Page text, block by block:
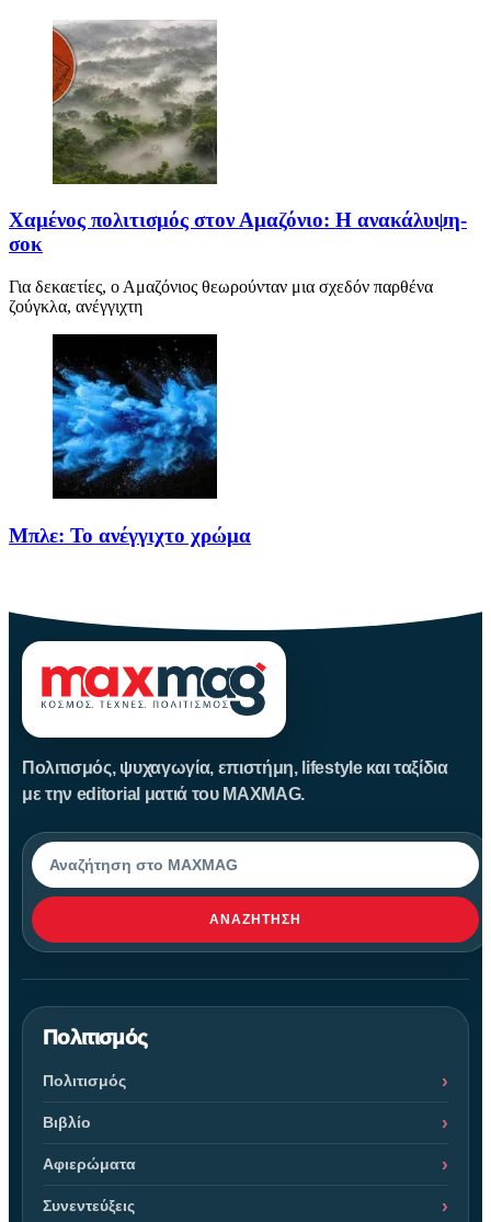
Χαμένος πολιτισμός στον Αμαζόνιο: Η ανακάλυψη-
σοκ
Για δεκαετίες, ο Αμαζόνιος θεωρούνταν μια σχεδόν παρθένα
ζούγκλα, ανέγγιχτη
Μπλε: Το ανέγγιχτο χρώμα
Πολιτισμός, ψυχαγωγία, επιστήμη, lifestyle και ταξίδια
με την editorial ματιά του MAXMAG.
Αναζήτηση
ΑΝΑΖΉΤΗΣΗ
Πολιτισμός
Πολιτισμός
Βιβλίο
Αφιερώματα
Συνεντεύξεις